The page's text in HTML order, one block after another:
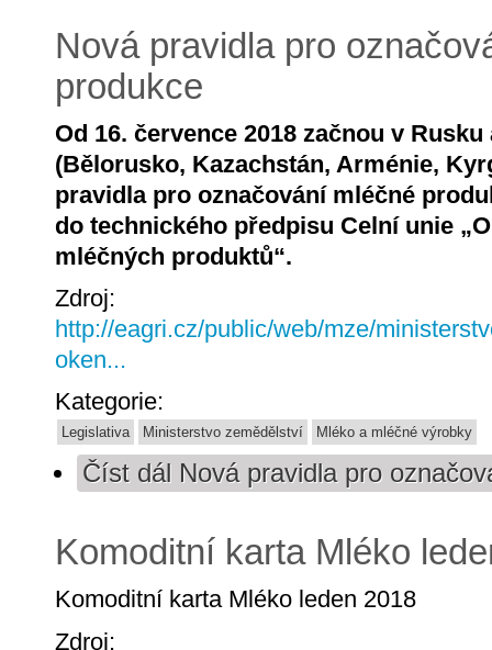
Nová pravidla pro
produkce
Od 16. července 2018 začnou v
(Bělorusko, Kazachstán, Arménie,
pravidla pro označování mléčné
do technického předpisu Celní unie
mléčných produktů“.
Zdroj:
http://eagri.cz/public/web/mze/
oken...
Kategorie:
Legislativa Ministerstvo zemědělství Mléko a mléčné výrobky
Číst dál Nová pravidla pro
Komoditní karta Mléko
Komoditní karta Mléko leden 2018
Zdroj: